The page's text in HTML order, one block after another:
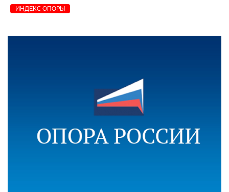
ИНДЕКС ОПОРЫ